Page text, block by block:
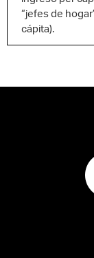
“jefes de
cápita).